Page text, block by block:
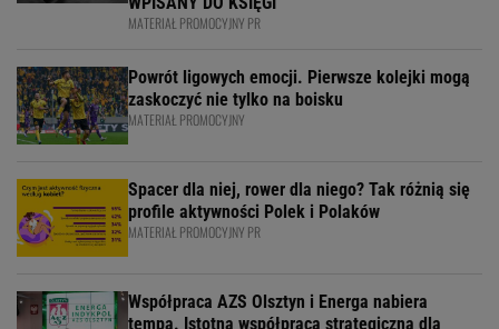
MATERIAŁ PROMOCYJNY PR
Powrót ligowych emocji. Pierwsze kolejki mogą
zaskoczyć nie tylko na boisku
MATERIAŁ PROMOCYJNY
Spacer dla niej, rower dla niego? Tak różnią się
profile aktywności Polek i Polaków
MATERIAŁ PROMOCYJNY PR
Współpraca AZS Olsztyn i Energa nabiera
tempa. Istotna współpraca strategiczna dla